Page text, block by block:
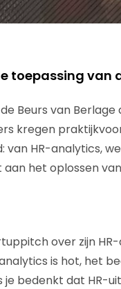
toepassing
Beurs van
kregen
van HR-analytics,
het oplossen
over zijn
is hot, het
bedenkt dat HR-